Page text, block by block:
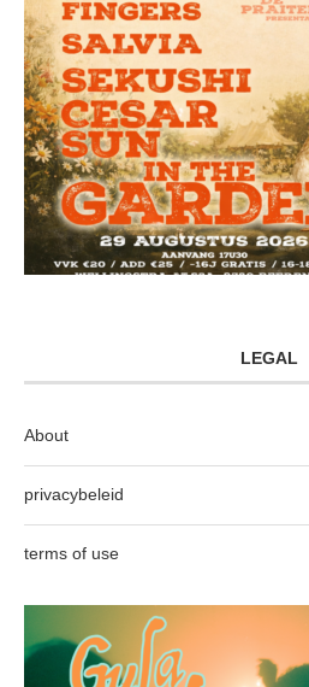
LEGAL
About
privacybeleid
terms of use